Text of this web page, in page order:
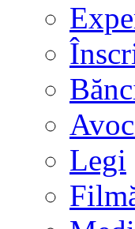
Legi